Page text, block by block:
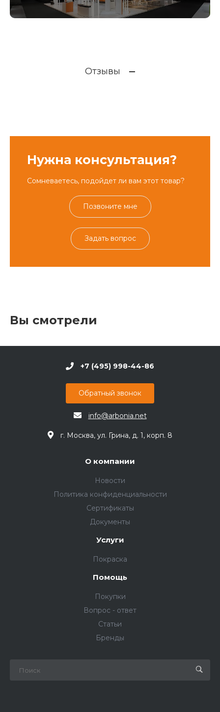
Отзывы
Нужна консультация?
Сомневаетесь, подойдет ли вам этот товар?
Позвоните мне
Задать вопрос
Вы смотрели
+7 (495) 998-44-86
Обратный звонок
info@arbonia.net
г. Москва, ул. Грина, д. 1, корп. 8
О компании
Новости
Политика конфиденциальности
Сертификаты
Документы
Услуги
Покраска
Помощь
Покупки
Вопрос - ответ
Статьи
Бренды